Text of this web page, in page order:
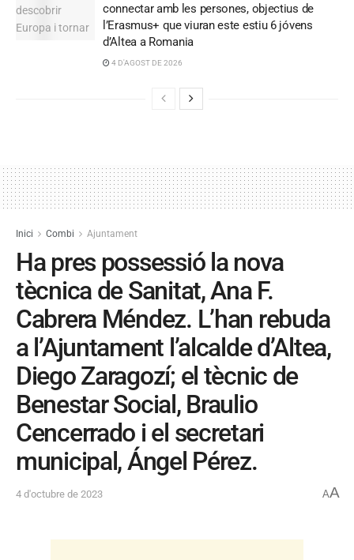
connectar amb les persones, objectius de
l’Erasmus+ que viuran este estiu 6 jóvens
d’Altea a Romania
4 D'AGOST DE 2026
Inici Combi Ajuntament
Ha pres possessió la nova
tècnica de Sanitat, Ana F.
Cabrera Méndez. L’han rebuda
a l’Ajuntament l’alcalde d’Altea,
Diego Zaragozí; el tècnic de
Benestar Social, Braulio
Cencerrado i el secretari
municipal, Ángel Pérez.
4 d'octubre de 2023 AA